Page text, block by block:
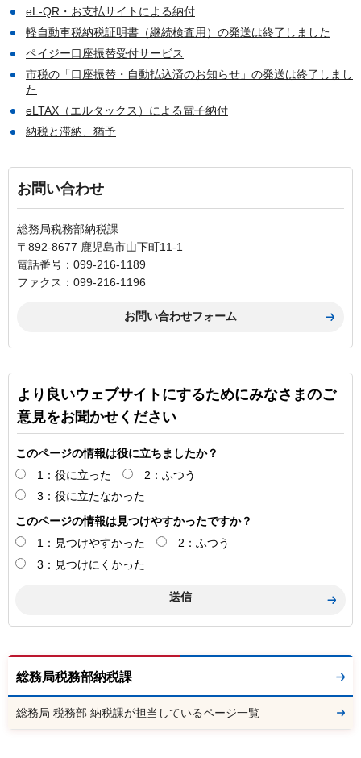
eL-QR・お支払サイトによる納付
軽自動車税納税証明書（継続検査用）の発送は終了しました
ペイジー口座振替受付サービス
市税の「口座振替・自動払込済のお知らせ」の発送は終了しまし
た
eLTAX（エルタックス）による電子納付
納税と滞納、猶予
お問い合わせ
総務局税務部納税課
〒892-8677 鹿児島市山下町11-1
電話番号：099-216-1189
ファクス：099-216-1196
より良いウェブサイトにするためにみなさまのご
意見をお聞かせください
このページの情報は役に立ちましたか？
1：役に立った
2：ふつう
3：役に立たなかった
このページの情報は見つけやすかったですか？
1：見つけやすかった
2：ふつう
3：見つけにくかった
総務局税務部納税課
総務局 税務部 納税課が担当しているページ一覧